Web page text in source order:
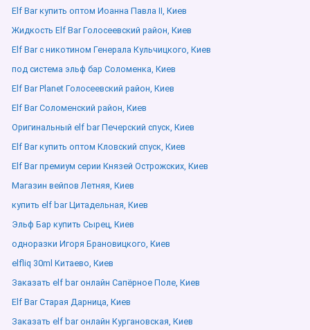
Elf Bar купить оптом Иоанна Павла ІІ, Киев
Жидкость Elf Bar Голосеевский район, Киев
Elf Bar с никотином Генерала Кульчицкого, Киев
под система эльф бар Соломенка, Киев
Elf Bar Planet Голосеевский район, Киев
Elf Bar Соломенский район, Киев
Оригинальный elf bar Печерский спуск, Киев
Elf Bar купить оптом Кловский спуск, Киев
Elf Bar премиум серии Князей Острожских, Киев
Магазин вейпов Летняя, Киев
купить elf bar Цитадельная, Киев
Эльф Бар купить Сырец, Киев
одноразки Игоря Брановицкого, Киев
elfliq 30ml Китаево, Киев
Заказать elf bar онлайн Сапёрное Поле, Киев
Elf Bar Старая Дарница, Киев
Заказать elf bar онлайн Кургановская, Киев